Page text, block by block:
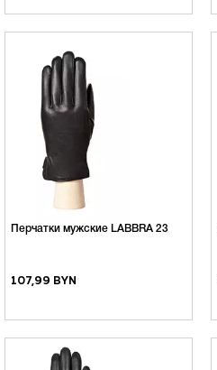
Перчатки мужские LABBRA 23
107,99 BYN